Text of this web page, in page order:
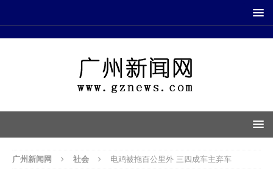
广州新闻网 社会 电鸡被拖百公里外 三四成车主弃车